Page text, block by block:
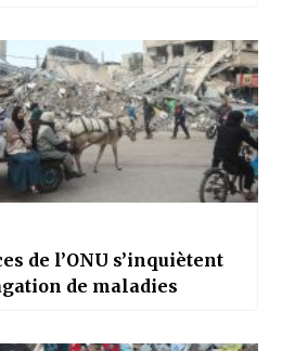
de l’ONU s’inquiètent
de maladies